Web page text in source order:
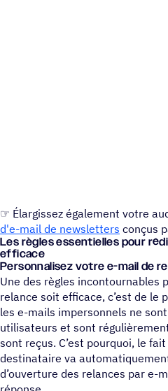
☞ Élargissez également votre
d'e-mail de newsletters conçus
Les règles essen­tielles pour
efficace
Personnalisez votre e-mail de
Une des règles incontournables
relance soit efficace, c’est de le
les e-mails impersonnels ne
utilisateurs et sont
sont reçus. C’est pourquoi, le
destinataire va
d’ouverture des relances par e-